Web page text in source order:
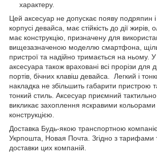
характеру.
Цей аксесуар не допускає появу подряпин
корпусі девайса, має стійкість до дії жирів,
має конструкцію, призначену для
вищезазначеною моделлю смартфона,
пристрої та надійно тримається на ньому. У
аксесуара також враховані всі прорізи для
портів, бічних клавіш девайса. Легкий і
накладка не збільшить габарити пристрою
тонкий стиль. Аксесуар приємний тактильно
викликає захоплення яскравими
конструкцією.
Доставка Будь-якою транспортною
Укрпошта, Новая Почта. Згідно з тарифами
доставки цих компаній.